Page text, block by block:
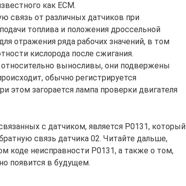
как ECM.
связь от различных датчиков при
топлива и положения дроссельной
отражения ряда рабочих значений, в том
кислорода после сжигания.
относительно выносливы, они подвержены
обычно регистрируется
этом загорается лампа проверки двигателя
с датчиком, является P0131, который
связь датчика 02. Читайте дальше,
коде неисправности P0131, а также о том,
появится в будущем.